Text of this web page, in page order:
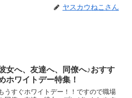
ヤスカウねこさん
女へ、友達へ、同僚へ♪おすす
ホワイトデー特集！
うすぐホワイトデー！！ですので職場